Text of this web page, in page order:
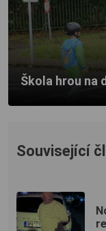
Škola hrou na
Související